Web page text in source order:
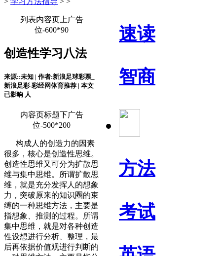
速读
智商
方法
考试
列表内容页上广告
位-600*90
创造性学习八法
来源::未知 | 作者:新浪足球彩票_
新浪足彩-彩经网体育推荐 | 本文
已影响 人
内容页标题下广告
位-500*200
构成人的创造力的因素
很多，核心是创造性思维。
创造性思维又可分为扩散思
维与集中思维。所谓扩散思
维，就是充分发挥人的想象
力，突破原来的知识圈的束
缚的一种思维方法，主要是
指想象、推测的过程。所谓
集中思维，就是对各种创造
性设想进行分析、整理，最
后再依据价值观进行判断的